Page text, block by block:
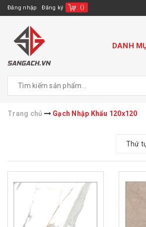
Đăng nhập Đăng ký ()
DANH
Trang chủ Gạch Nhập Khẩu 120x120
Thứ